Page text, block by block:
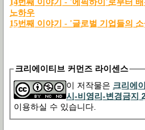
14번째 이야기 - '에픽하이' 로부터
노하우
15번째 이야기 - '글로벌 기업들의
크리에이티브 커먼즈 라이센스
이 저작물은 크리에
시-비영리-변경금지
이용하실 수 있습니다.